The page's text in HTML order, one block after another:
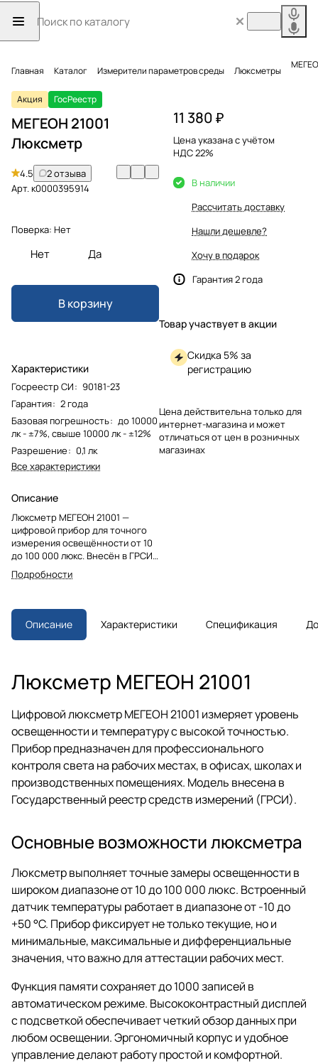
Главная Каталог Измерители параметров среды Люксметры
Акция ГосРеестр
МЕГЕОН 21001
Люксметр
4.5
2 отзыва
Арт.к0000395914
Поверка: Нет
Нет Да
В корзину
Характеристики
Госреестр СИ: 90181-23
Гарантия: 2 года
Базовая погрешность: до 10000
лк - ±7%, свыше 10000 лк - ±12%
Разрешение: 0,1 лк
Все характеристики
Описание
Люксметр МЕГЕОН 21001 —
цифровой прибор для точного
измерения освещённости от 10
до 100 000 люкс. Внесён в ГРСИ.
Идеален для аттестации
рабочих мест, контроля
производстве. Измеряет
дифференциальные,
максимальные и минимальные
Подробности
11 380 ₽
Цена указана с учётом
НДС 22%
В наличии
Рассчитать доставку
Нашли дешевле?
Хочу в подарок
Гарантия 2 года
Товар участвует в акции
Скидка 5% за
регистрацию
Цена действительна только для
интернет-магазина и может
отличаться от цен в розничных
магазинах
Описание Характеристики Спецификация
Люксметр МЕГЕОН 21001
Цифровой люксметр МЕГЕОН 21001 измеряет уровень
освещенности и температуру с высокой точностью.
Прибор предназначен для профессионального
контроля света на рабочих местах, в офисах, школах и
производственных помещениях. Модель внесена в
Государственный реестр средств измерений (ГРСИ).
Основные возможности люксметра
Люксметр выполняет точные замеры освещенности в
широком диапазоне от 10 до 100 000 люкс. Встроенный
датчик температуры работает в диапазоне от -10 до
+50 °C. Прибор фиксирует не только текущие, но и
минимальные, максимальные и дифференциальные
значения, что важно для аттестации рабочих мест.
Функция памяти сохраняет до 1000 записей в
автоматическом режиме. Высококонтрастный дисплей
с подсветкой обеспечивает четкий обзор данных при
любом освещении. Эргономичный корпус и удобное
управление делают работу простой и комфортной.